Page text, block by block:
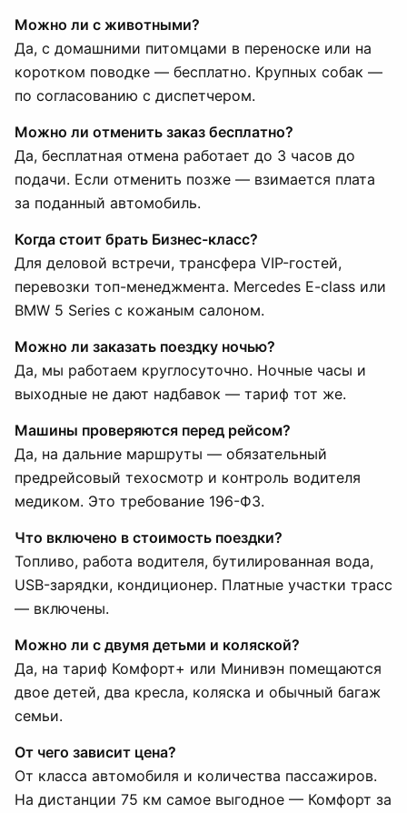
Можно ли с животными?
Да, с домашними питомцами в переноске или на
коротком поводке — бесплатно. Крупных собак —
по согласованию с диспетчером.
Можно ли отменить заказ бесплатно?
Да, бесплатная отмена работает до 3 часов до
подачи. Если отменить позже — взимается плата
за поданный автомобиль.
Когда стоит брать Бизнес-класс?
Для деловой встречи, трансфера VIP-гостей,
перевозки топ-менеджмента. Mercedes E-class или
BMW 5 Series с кожаным салоном.
Можно ли заказать поездку ночью?
Да, мы работаем круглосуточно. Ночные часы и
выходные не дают надбавок — тариф тот же.
Машины проверяются перед рейсом?
Да, на дальние маршруты — обязательный
предрейсовый техосмотр и контроль водителя
медиком. Это требование 196-ФЗ.
Что включено в стоимость поездки?
Топливо, работа водителя, бутилированная вода,
USB-зарядки, кондиционер. Платные участки трасс
— включены.
Можно ли с двумя детьми и коляской?
Да, на тариф Комфорт+ или Минивэн помещаются
двое детей, два кресла, коляска и обычный багаж
семьи.
От чего зависит цена?
От класса автомобиля и количества пассажиров.
На дистанции 75 км самое выгодное — Комфорт за